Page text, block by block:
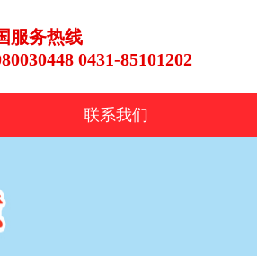
服务热线
0431-85101202
联系我们